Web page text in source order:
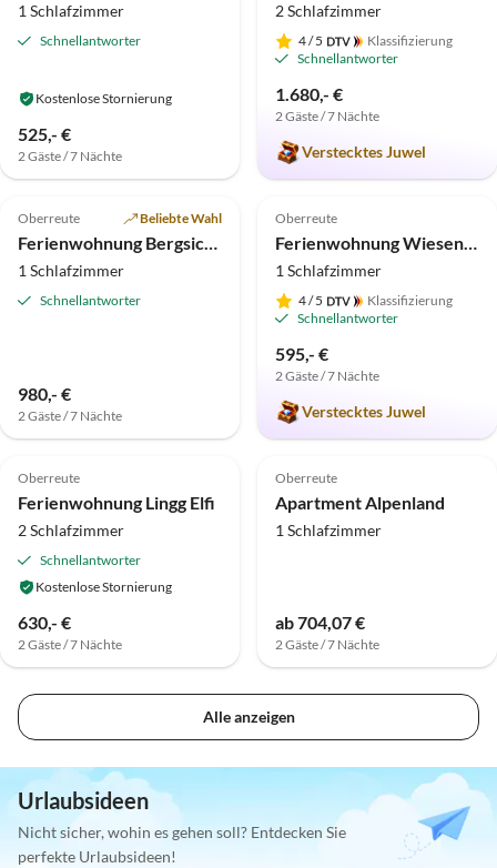
1 Schlafzimmer
Schnellantworter
Kostenlose Stornierung
525,- €
2 Gäste / 7 Nächte
2 Schlafzimmer
4/ 5
Klassifizierung
Schnellantworter
1.680,- €
2 Gäste / 7 Nächte
Verstecktes Juwel
5.0 (6)
Oberreute Beliebte Wahl
Ferienwohnung Bergsicht auf Hofbergsicht
1 Schlafzimmer
Schnellantworter
980,- €
2 Gäste / 7 Nächte
5.0 (5)
Oberreute
Ferienwohnung Wiesenklee auf Hofbergsicht
1 Schlafzimmer
4/ 5
Klassifizierung
Schnellantworter
595,- €
2 Gäste / 7 Nächte
Verstecktes Juwel
5.0 (3)
Oberreute
Ferienwohnung Lingg Elfi
2 Schlafzimmer
Schnellantworter
Kostenlose Stornierung
630,- €
2 Gäste / 7 Nächte
4.5 (1)
Oberreute
Apartment Alpenland
1 Schlafzimmer
ab 704,07 €
2 Gäste / 7 Nächte
Alle anzeigen
Urlaubsideen
Nicht sicher, wohin es gehen soll? Entdecken Sie
perfekte Urlaubsideen!